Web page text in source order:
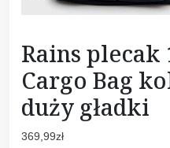
Rains plecak
Cargo Bag
duży gładki
369,99zł